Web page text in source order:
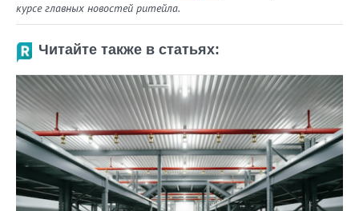
курсе главных новостей ритейла.
Читайте также в статьях: